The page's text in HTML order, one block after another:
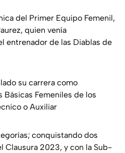
del Primer Equipo Femenil,
quien venía
entrenador de las Diablas de
su carrera como
Básicas Femeniles de los
o Auxiliar
conquistando dos
Clausura 2023, y con la Sub-